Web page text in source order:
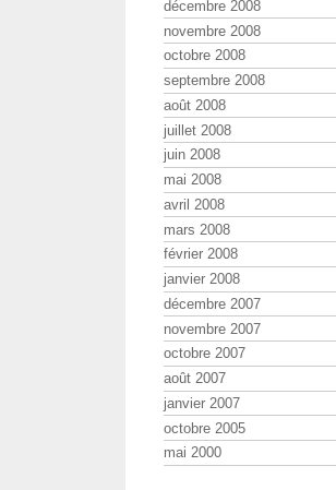
décembre 2008
novembre 2008
octobre 2008
septembre 2008
août 2008
juillet 2008
juin 2008
mai 2008
avril 2008
mars 2008
février 2008
janvier 2008
décembre 2007
novembre 2007
octobre 2007
août 2007
janvier 2007
octobre 2005
mai 2000